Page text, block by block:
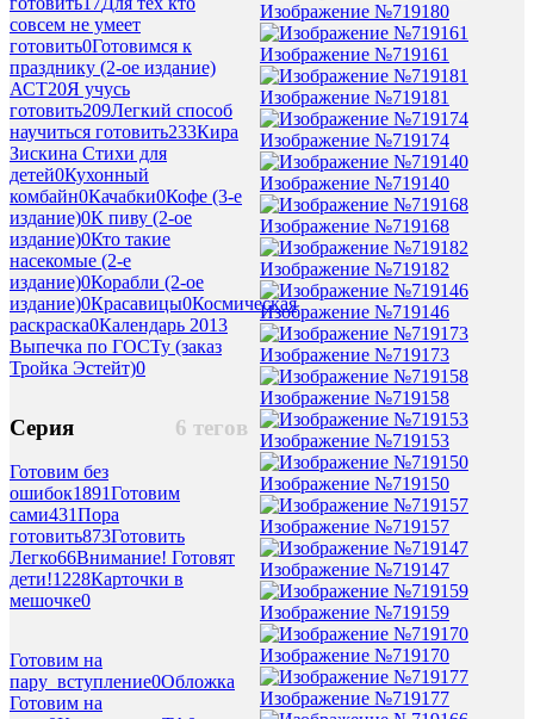
совсем не умеет
готовить0Готовимся к
празднику (2-ое издание)
АСТ20Я учусь
готовить209Легкий способ
научиться готовить233Кира
Зискина Стихи для
детей0Кухонный
комбайн0Качабки0Кофе (3-е
издание)0К пиву (2-ое
издание)0Кто такие
насекомые (2-е
издание)0Корабли (2-ое
издание)0Красавицы0Космическая
раскраска0Календарь 2013
Выпечка по ГОСТу (заказ
Тройка Эстейт)0
6 тегов
Серия
Готовим без
ошибок1891Готовим
сами431Пора
готовить873Готовить
Легко66Внимание! Готовят
дети!1228Карточки в
мешочке0
Готовим на
пару_вступление0Обложка
Готовим на
Изображение №719180
Изображение №719161
Изображение №719181
Изображение №719174
Изображение №719140
Изображение №719168
Изображение №719182
Изображение №719146
Изображение №719173
Изображение №719158
Изображение №719153
Изображение №719150
Изображение №719157
Изображение №719147
Изображение №719159
Изображение №719170
Изображение №719177